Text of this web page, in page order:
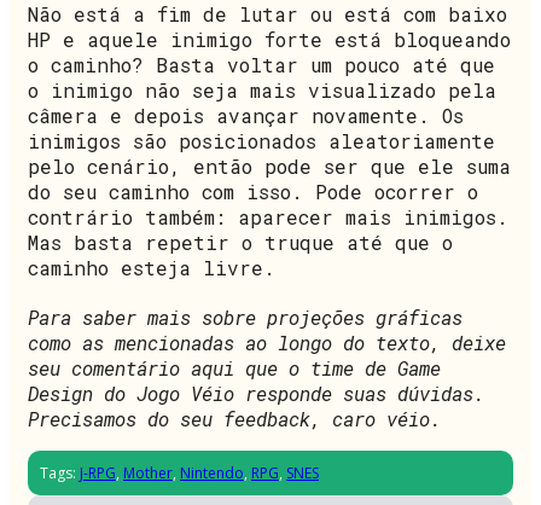
Não está a fim de lutar ou está com baixo
HP e aquele inimigo forte está bloqueando
o caminho? Basta voltar um pouco até que
o inimigo não seja mais visualizado pela
câmera e depois avançar novamente. Os
inimigos são posicionados aleatoriamente
pelo cenário, então pode ser que ele suma
do seu caminho com isso. Pode ocorrer o
contrário também: aparecer mais inimigos.
Mas basta repetir o truque até que o
caminho esteja livre.
Para saber mais sobre projeções gráficas
como as mencionadas ao longo do texto, deixe
seu comentário aqui que o time de Game
Design do Jogo Véio responde suas dúvidas.
Precisamos do seu feedback, caro véio.
Tags: J-RPG, Mother, Nintendo, RPG, SNES